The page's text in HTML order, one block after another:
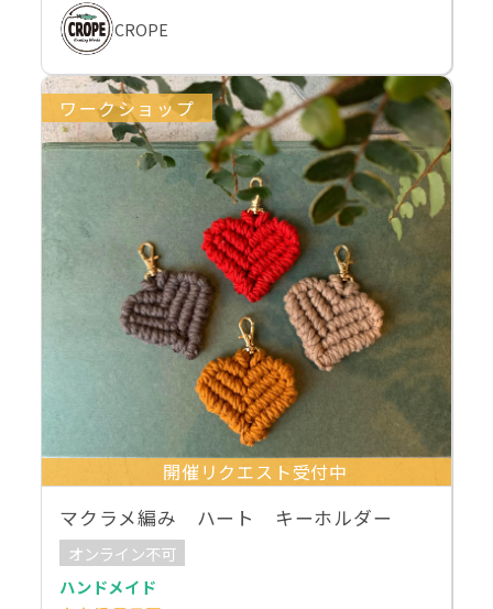
CROPE
ワークショップ
開催リクエスト受付中
マクラメ編み ハート キーホルダー
オンライン不可
ハンドメイド